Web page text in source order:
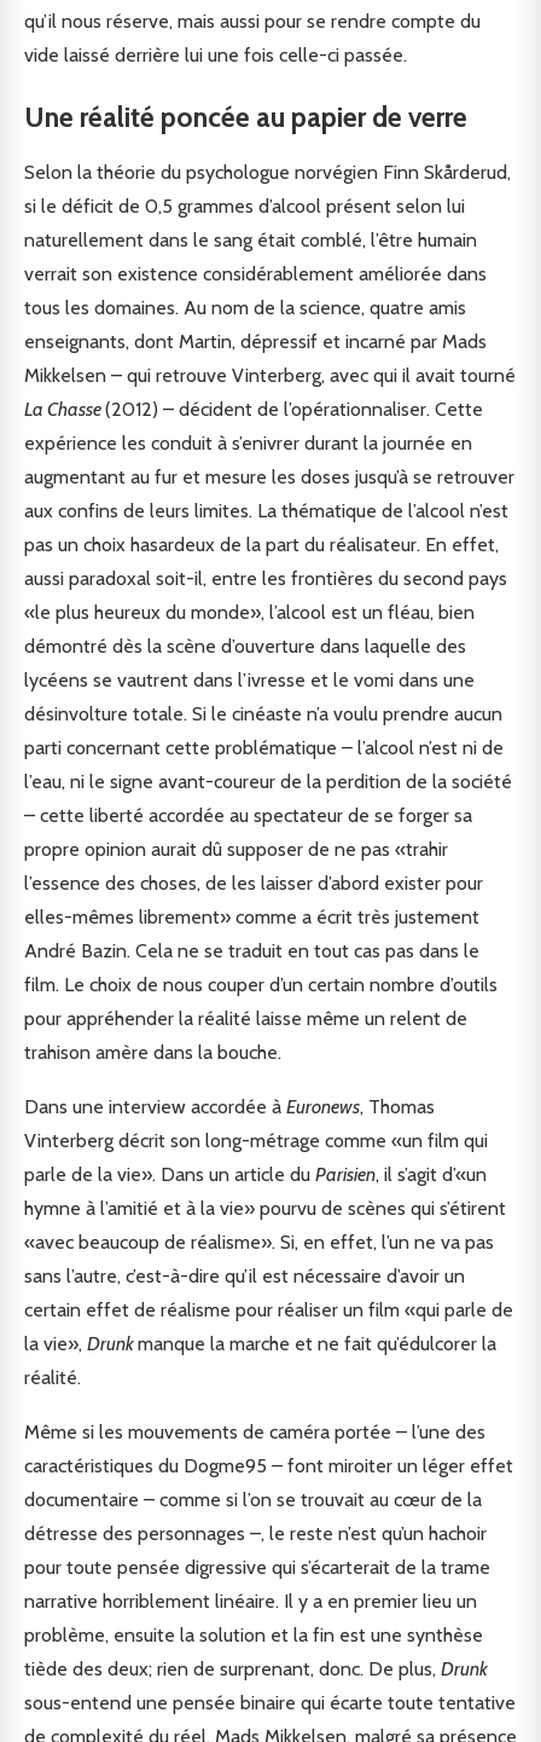
qu’il nous réserve, mais aussi pour se rendre compte du
vide laissé derrière lui une fois celle-ci passée.
Une réalité poncée au papier de verre
Selon la théorie du psychologue norvégien Finn Skårderud,
si le déficit de 0,5 grammes d’alcool présent selon lui
naturellement dans le sang était comblé, l’être humain
verrait son existence considérablement améliorée dans
tous les domaines. Au nom de la science, quatre amis
enseignants, dont Martin, dépressif et incarné par Mads
Mikkelsen – qui retrouve Vinterberg, avec qui il avait tourné
La Chasse(2012) – décident de l’opérationnaliser. Cette
expérience les conduit à s’enivrer durant la journée en
augmentant au fur et mesure les doses jusqu’à se retrouver
aux confins de leurs limites. La thématique de l’alcool n’est
pas un choix hasardeux de la part du réalisateur. En effet,
aussi paradoxal soit-il, entre les frontières du second pays
«le plus heureux du monde», l’alcool est un fléau, bien
démontré dès la scène d’ouverture dans laquelle des
lycéens se vautrent dans l’ivresse et le vomi dans une
désinvolture totale. Si le cinéaste n’a voulu prendre aucun
parti concernant cette problématique – l’alcool n’est ni de
l’eau, ni le signe avant-coureur de la perdition de la société
– cette liberté accordée au spectateur de se forger sa
propre opinion aurait dû supposer de ne pas «trahir
l’essence des choses, de les laisser d’abord exister pour
elles-mêmes librement» comme a écrit très justement
André Bazin. Cela ne se traduit en tout cas pas dans le
film. Le choix de nous couper d’un certain nombre d’outils
pour appréhender la réalité laisse même un relent de
trahison amère dans la bouche.
Dans une interview accordée à Euronews, Thomas
Vinterberg décrit son long-métrage comme «un film qui
parle de la vie». Dans un article du Parisien, il s’agit d’«un
hymne à l’amitié et à la vie» pourvu de scènes qui s’étirent
«avec beaucoup de réalisme». Si, en effet, l’un ne va pas
sans l’autre, c’est-à-dire qu’il est nécessaire d’avoir un
certain effet de réalisme pour réaliser un film «qui parle de
la vie», Drunkmanque la marche et ne fait qu’édulcorer la
réalité.
Même si les mouvements de caméra portée – l’une des
caractéristiques du Dogme95 – font miroiter un léger effet
documentaire – comme si l’on se trouvait au cœur de la
détresse des personnages –, le reste n’est qu’un hachoir
pour toute pensée digressive qui s’écarterait de la trame
narrative horriblement linéaire. Il y a en premier lieu un
problème, ensuite la solution et la fin est une synthèse
tiède des deux; rien de surprenant, donc. De plus, Drunk
sous-entend une pensée binaire qui écarte toute tentative
de complexité du réel. Mads Mikkelsen, malgré sa présence